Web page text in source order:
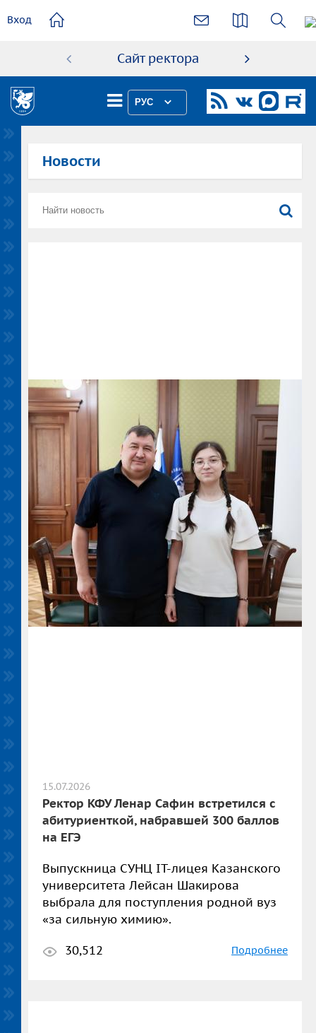
содержанию
Вход
Сайт ректора
РУС
Новости
15.07.2026
Ректор КФУ Ленар Сафин встретился с
абитуриенткой, набравшей 300 баллов
на ЕГЭ
Выпускница СУНЦ IT-лицея Казанского
университета Лейсан Шакирова
выбрала для поступления родной вуз
«за сильную химию».
30,512
Подробнее